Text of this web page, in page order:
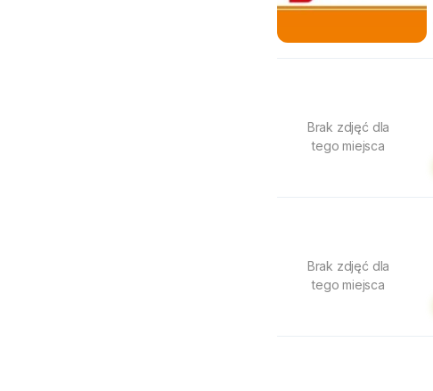
Brak zdjęć dla
tego miejsca
Brak zdjęć dla
tego miejsca